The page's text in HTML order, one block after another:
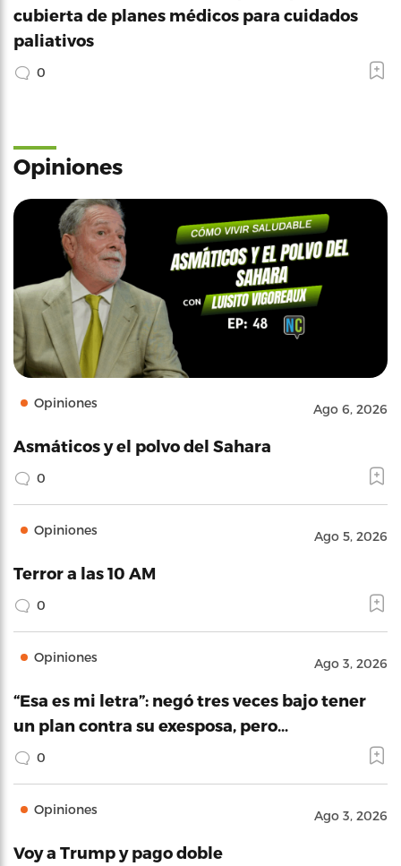
cubierta de planes médicos para cuidados
paliativos
0
Opiniones
Opiniones Ago 6, 2026
Asmáticos y el polvo del Sahara
0
Opiniones Ago 5, 2026
Terror a las 10 AM
0
Opiniones Ago 3, 2026
“Esa es mi letra”: negó tres veces bajo tener
un plan contra su exesposa, pero…
0
Opiniones Ago 3, 2026
Voy a Trump y pago doble